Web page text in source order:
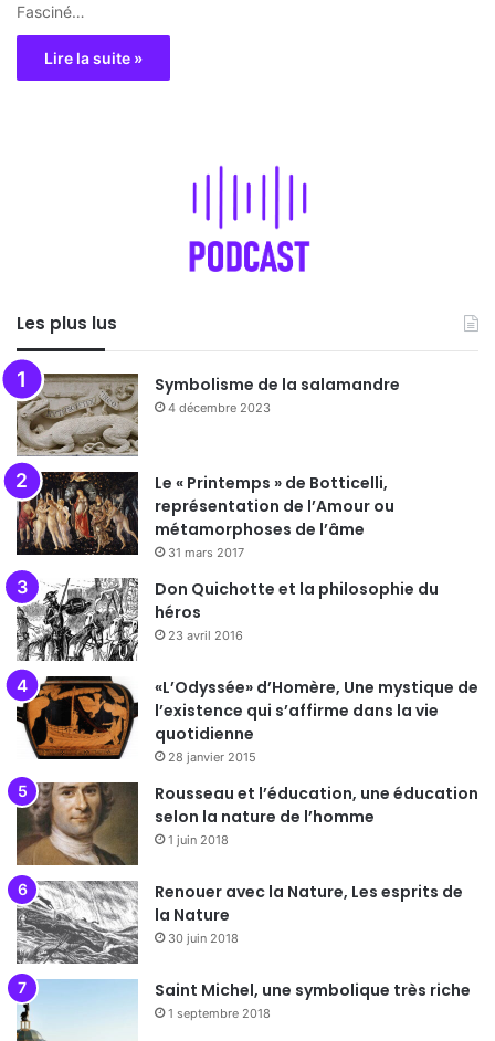
Fasciné…
Lire la suite »
Les plus lus
Symbolisme de la salamandre
4 décembre 2023
Le « Printemps » de Botticelli,
représentation de l’Amour ou
métamorphoses de l’âme
31 mars 2017
Don Quichotte et la philosophie du
héros
23 avril 2016
«L’Odyssée» d’Homère, Une mystique de
l’existence qui s’affirme dans la vie
quotidienne
28 janvier 2015
Rousseau et l’éducation, une éducation
selon la nature de l’homme
1 juin 2018
Renouer avec la Nature, Les esprits de
la Nature
30 juin 2018
Saint Michel, une symbolique très riche
1 septembre 2018